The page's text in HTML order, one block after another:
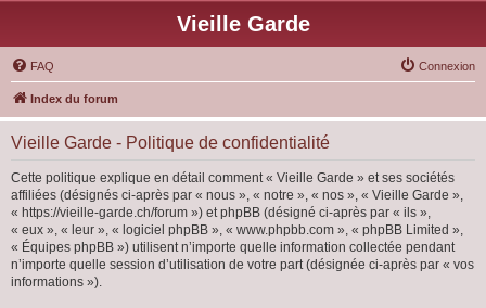
Vieille Garde
FAQ Connexion
Index du forum
Vieille Garde - Politique de confidentialité
Cette politique explique en détail comment « Vieille Garde » et ses sociétés
affiliées (désignés ci-après par « nous », « notre », « nos », « Vieille Garde »,
« https://vieille-garde.ch/forum ») et phpBB (désigné ci-après par « ils »,
« eux », « leur », « logiciel phpBB », « www.phpbb.com », « phpBB Limited »,
« Équipes phpBB ») utilisent n’importe quelle information collectée pendant
n’importe quelle session d’utilisation de votre part (désignée ci-après par « vos
informations »).